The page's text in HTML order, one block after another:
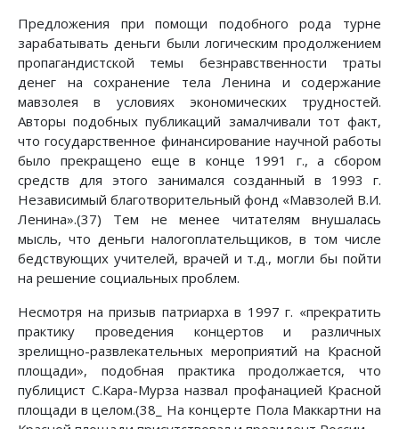
Предложения при помощи подобного рода турне
зарабатывать деньги были логическим продолжением
пропагандистской темы безнравственности траты
денег на сохранение тела Ленина и содержание
мавзолея в условиях экономических трудностей.
Авторы подобных публикаций замалчивали тот факт,
что государственное финансирование научной работы
было прекращено еще в конце 1991 г., а сбором
средств для этого занимался созданный в 1993 г.
Независимый благотворительный фонд «Мавзолей В.И.
Ленина».(37) Тем не менее читателям внушалась
мысль, что деньги налогоплательщиков, в том числе
бедствующих учителей, врачей и т.д., могли бы пойти
на решение социальных проблем.
Несмотря на призыв патриарха в 1997 г. «прекратить
практику проведения концертов и различных
зрелищно-развлекательных мероприятий на Красной
площади», подобная практика продолжается, что
публицист С.Кара-Мурза назвал профанацией Красной
площади в целом.(38_ На концерте Пола Маккартни на